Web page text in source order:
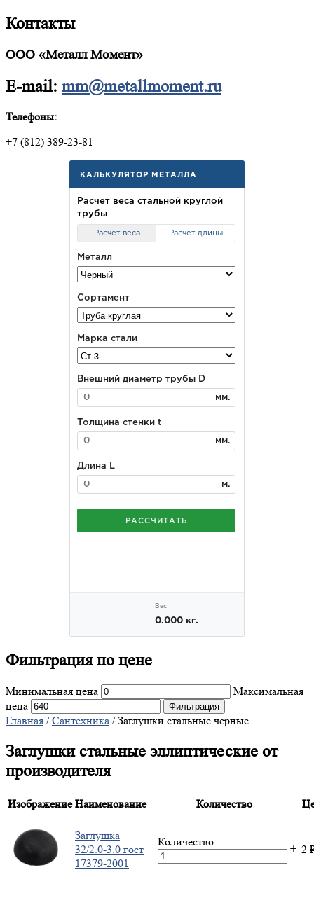
Контакты
ООО «Металл Момент»
E-mail: mm@metallmoment.ru
Телефоны:
+7 (812) 389-23-81
Фильтрацияпо цене
Минимальная цена
Максимальная
цена
Фильтрация
Главная /Сантехника / Заглушки стальные черные
Заглушки стальные эллиптические от
производителя
Изображение Наименование Количество
Заглушка
32/2.0-3.0 гост
17379-2001
-
Количество
+ 2